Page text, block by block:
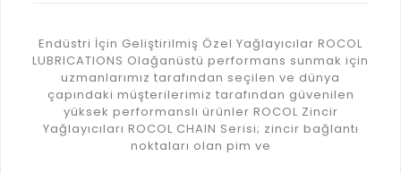
Endüstri İçin Geliştirilmiş Özel Yağlayıcılar ROCOL
LUBRICATIONS Olağanüstü performans sunmak için
uzmanlarımız tarafından seçilen ve dünya
çapındaki müşterilerimiz tarafından güvenilen
yüksek performanslı ürünler ROCOL Zincir
Yağlayıcıları ROCOL CHAIN Serisi; zincir bağlantı
noktaları olan pim ve